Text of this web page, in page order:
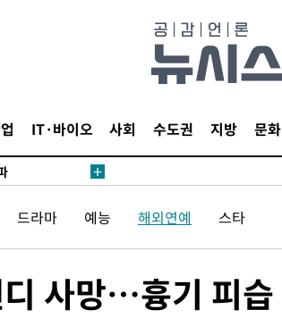
IT·바이오 사회 수도권 지방 문화
로피 원해 아
억원
채 발견
종
드라마 예능 해외연예 스타
사망…흉기 피습